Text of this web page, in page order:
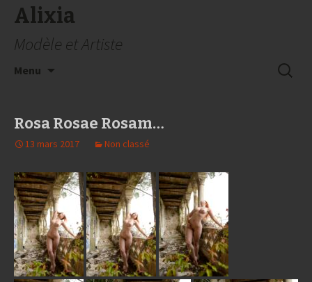
Alixia
Modèle et Artiste
Menu
Rosa Rosae Rosam…
13 mars 2017 Non classé